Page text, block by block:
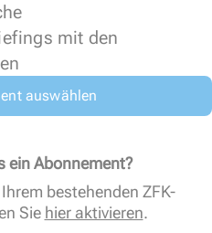
mit den
auswählen
ein Abonnement?
bestehenden ZFK-
Sie hier aktivieren.